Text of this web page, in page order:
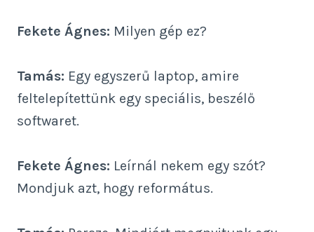
Fekete Ágnes: Milyen gép ez?
Tamás: Egy egyszerű laptop, amire
feltelepítettünk egy speciális, beszélő
softwaret.
Fekete Ágnes: Leírnál nekem egy szót?
Mondjuk azt, hogy református.